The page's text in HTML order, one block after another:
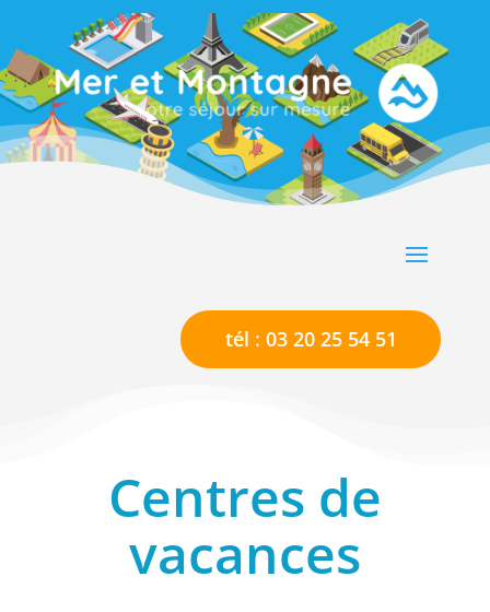
tél : 03 20 25 54 51
Centres de
vacances